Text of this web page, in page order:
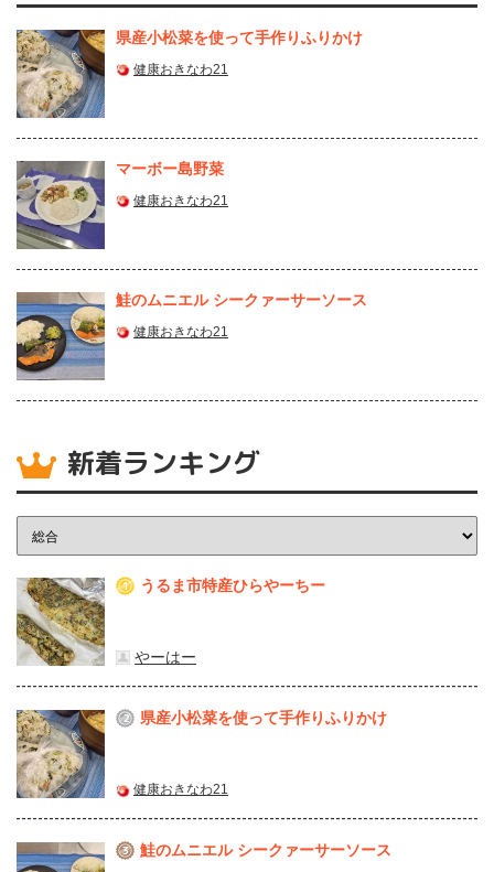
県産⼩松菜を使って⼿作りふりかけ
健康おきなわ21
マーボー島野菜
健康おきなわ21
鮭のムニエル シークァーサーソース
健康おきなわ21
新着ランキング
1 うるま市特産ひらやーちー
やーはー
2 県産⼩松菜を使って⼿作りふりかけ
健康おきなわ21
3 鮭のムニエル シークァーサーソース